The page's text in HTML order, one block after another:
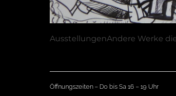
AusstellungenAndere Werke
Öffnungszeiten – Do bis Sa 16 – 19 Uhr